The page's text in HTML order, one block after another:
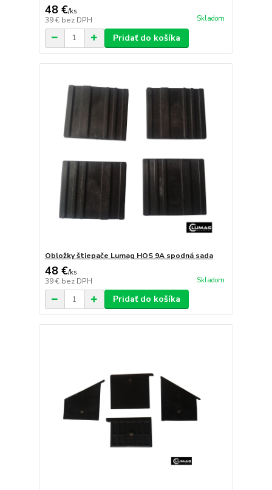
48 €/ks
39 € bez DPH Skladom
Pridať do košíka
Obložky štiepače Lumag HOS 9A spodná sada
48 €/ks
39 € bez DPH Skladom
Pridať do košíka